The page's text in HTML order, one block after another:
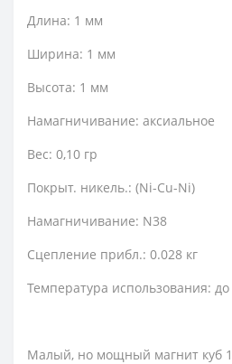
Длина: 1 мм
Ширина: 1 мм
Высота: 1 мм
Намагничивание: аксиальное
Вес: 0,10 гр
Покрыт. никель.: (Ni-Cu-Ni)
Намагничивание: N38
Сцепление прибл.: 0.028 кг
Температура использования: до
Малый, но мощный магнит куб